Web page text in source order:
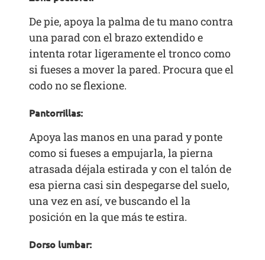
De pie, apoya la palma de tu mano contra
una parad con el brazo extendido e
intenta rotar ligeramente el tronco como
si fueses a mover la pared. Procura que el
codo no se flexione.
Pantorrillas:
Apoya las manos en una parad y ponte
como si fueses a empujarla, la pierna
atrasada déjala estirada y con el talón de
esa pierna casi sin despegarse del suelo,
una vez en así, ve buscando el la
posición en la que más te estira.
Dorso lumbar: